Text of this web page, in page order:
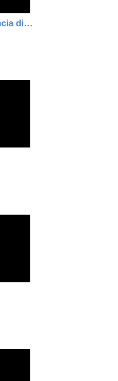
Explicación de la Secuencia didáctica